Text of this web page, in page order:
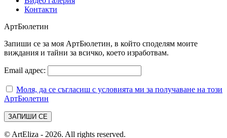
Контакти
АртБюлетин
Запиши се за моя АртБюлетин, в който споделям моите
виждания и тайни за всичко, което изработвам.
Email адрес:
Моля, да се съгласиш с условията ми за получаване на този
АртБюлетин
© ArtEliza - 2026. All rights reserved.